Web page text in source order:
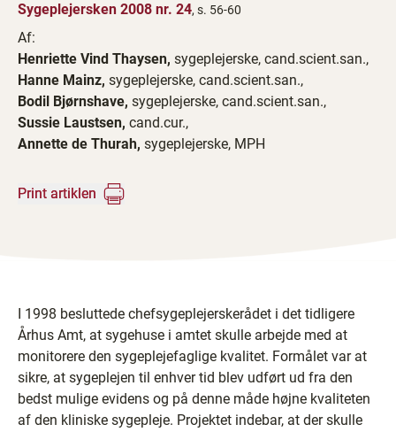
Sygeplejersken 2008 nr. 24, s. 56-60
Af:
Henriette Vind Thaysen, sygeplejerske, cand.scient.san.,
Hanne Mainz, sygeplejerske, cand.scient.san.,
Bodil Bjørnshave, sygeplejerske, cand.scient.san.,
Sussie Laustsen, cand.cur.,
Annette de Thurah, sygeplejerske, MPH
Print artiklen
I 1998 besluttede chefsygeplejerskerådet i det tidligere
Århus Amt, at sygehuse i amtet skulle arbejde med at
monitorere den sygeplejefaglige kvalitet. Formålet var at
sikre, at sygeplejen til enhver tid blev udført ud fra den
bedst mulige evidens og på denne måde højne kvaliteten
af den kliniske sygepleje. Projektet indebar, at der skulle